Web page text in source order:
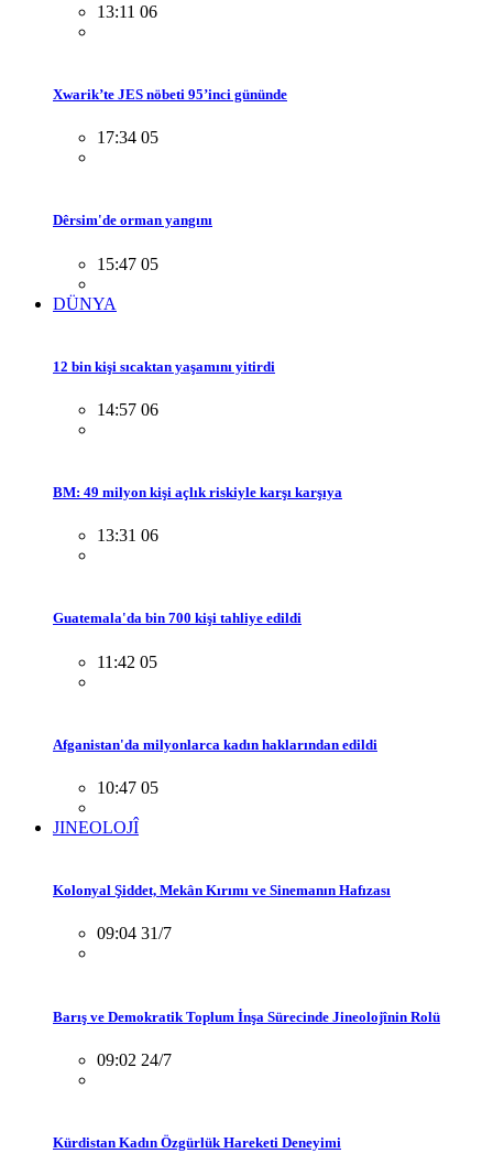
13:11 06
Xwarik’te JES nöbeti 95’inci gününde
17:34 05
Dêrsim'de orman yangını
15:47 05
DÜNYA
12 bin kişi sıcaktan yaşamını yitirdi
14:57 06
BM: 49 milyon kişi açlık riskiyle karşı karşıya
13:31 06
Guatemala'da bin 700 kişi tahliye edildi
11:42 05
Afganistan'da milyonlarca kadın haklarından edildi
10:47 05
JINEOLOJÎ
Kolonyal Şiddet, Mekân Kırımı ve Sinemanın Hafızası
09:04 31/7
Barış ve Demokratik Toplum İnşa Sürecinde Jineolojînin Rolü
09:02 24/7
Kürdistan Kadın Özgürlük Hareketi Deneyimi